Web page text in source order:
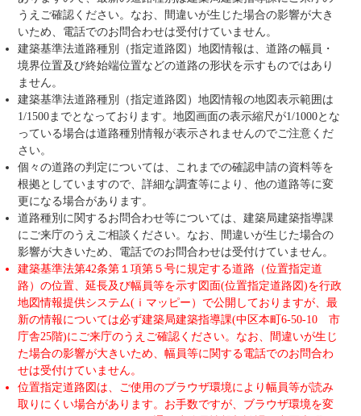
うえご確認ください。なお、間違いが生じた場合の影響が大き
いため、電話でのお問合わせは受付けていません。
建築基準法道路種別（指定道路図）地図情報は、道路の幅員・
境界位置及び終始端位置などの道路の形状を示すものではあり
ません。
建築基準法道路種別（指定道路図）地図情報の地図表示範囲は
1/1500までとなっております。地図画面の表示縮尺が1/1000とな
っている場合は道路種別情報が表示されませんのでご注意くだ
さい。
個々の道路の判定については、これまでの確認申請の資料等を
根拠としていますので、詳細な調査等により、他の道路等に変
更になる場合があります。
道路種別に関するお問合わせ等については、建築局建築指導課
にご来庁のうえご相談ください。なお、間違いが生じた場合の
影響が大きいため、電話でのお問合わせは受付けていません。
建築基準法第42条第１項第５号に規定する道路（位置指定道
路）の位置、延長及び幅員等を示す図面(位置指定道路図)を行政
地図情報提供システム(ｉマッピー）で公開しておりますが、最
新の情報については必ず建築局建築指導課(中区本町6-50-10 市
庁舎25階)にご来庁のうえご確認ください。なお、間違いが生じ
た場合の影響が大きいため、幅員等に関する電話でのお問合わ
せは受付けていません。
位置指定道路図は、ご使用のブラウザ環境により幅員等が読み
取りにくい場合があります。お手数ですが、ブラウザ環境を変